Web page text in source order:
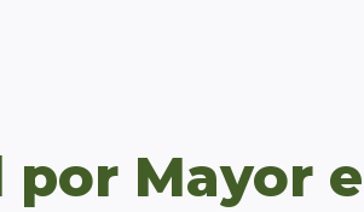
por Mayor